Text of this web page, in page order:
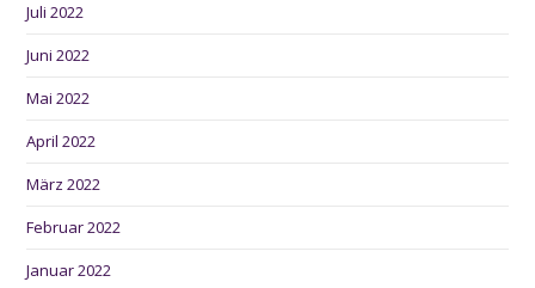
Juli 2022
Juni 2022
Mai 2022
April 2022
März 2022
Februar 2022
Januar 2022